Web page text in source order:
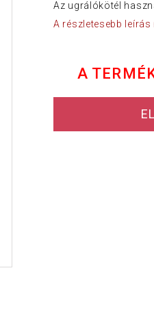
Az ugrálókötél
A részletesebb leírás
A